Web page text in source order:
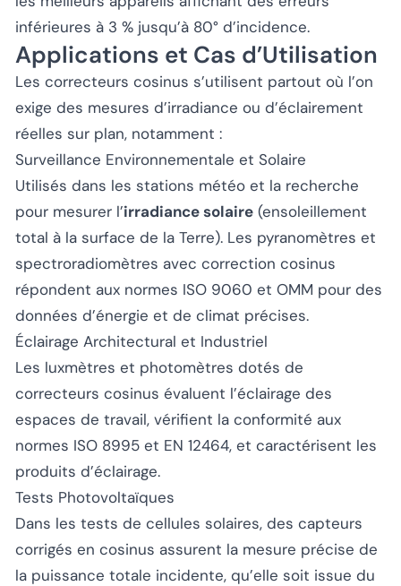
inférieures à 3 % jusqu’à 80° d’incidence.
Applications et Cas d’Utilisation
Les correcteurs cosinus s’utilisent partout où l’on
exige des mesures d’irradiance ou d’éclairement
réelles sur plan, notamment :
Surveillance Environnementale et Solaire
Utilisés dans les stations météo et la recherche
pour mesurer l’irradiance solaire (ensoleillement
total à la surface de la Terre). Les pyranomètres et
spectroradiomètres avec correction cosinus
répondent aux normes ISO 9060 et OMM pour des
données d’énergie et de climat précises.
Éclairage Architectural et Industriel
Les luxmètres et photomètres dotés de
correcteurs cosinus évaluent l’éclairage des
espaces de travail, vérifient la conformité aux
normes ISO 8995 et EN 12464, et caractérisent les
produits d’éclairage.
Tests Photovoltaïques
Dans les tests de cellules solaires, des capteurs
corrigés en cosinus assurent la mesure précise de
la puissance totale incidente, qu’elle soit issue du